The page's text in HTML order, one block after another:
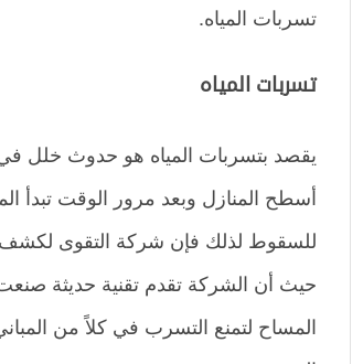
تسربات المياه.
تسربات المياه
يقصد بتسربات المياه هو حدوث خلل في
أسطح المنازل وبعد مرور الوقت تبدأ
للسقوط لذلك فإن شركة التقوى لكشف
حيث أن الشركة تقدم تقنية حديثة
المساح لتمنع التسرب في كلاً من